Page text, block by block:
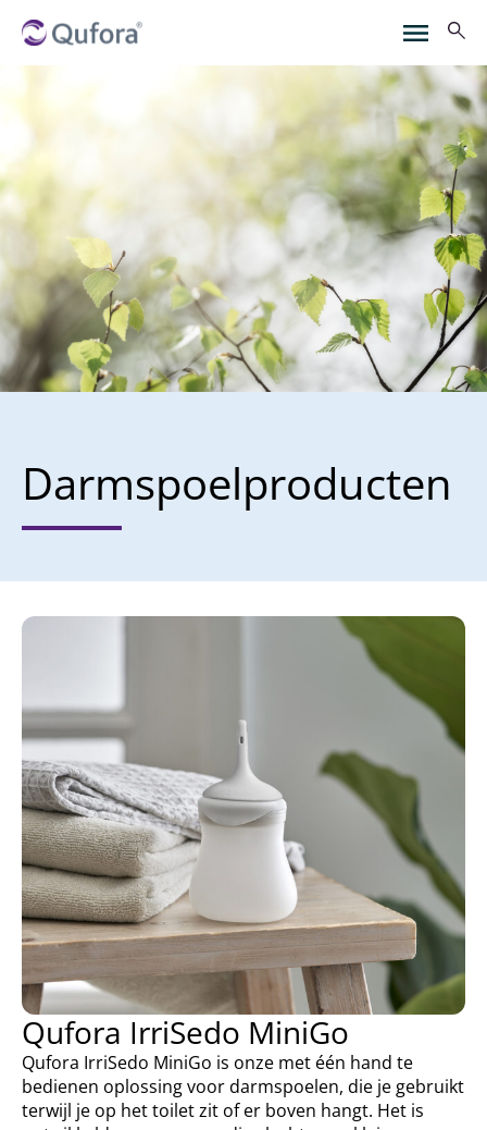
Darmspoelproducten
Qufora IrriSedo MiniGo
Qufora IrriSedo MiniGo is onze met één hand te
bedienen oplossing voor darmspoelen, die je gebruikt
terwijl je op het toilet zit of er boven hangt. Het is